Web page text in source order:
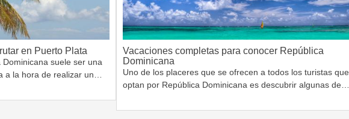
en Puerto Plata
suele ser una
a la hora de realizar un…
Vacaciones completas para conocer República
Dominicana
Uno de los placeres que se ofrecen a todos los turistas que
optan por República Dominicana es descubrir algunas de…